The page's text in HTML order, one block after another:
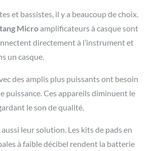
et bassistes, il y a beaucoup de choix.
Microamplificateurs à casque sont
directement à l’instrument et
un casque.
des amplis plus puissants ont besoin
puissance. Ces appareils diminuent le
le son de qualité.
leur solution. Les kits de pads en
à faible décibel rendent la batterie